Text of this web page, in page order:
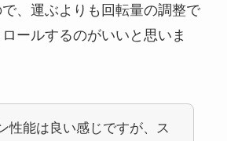
、運ぶよりも回転量の調整で
ールするのがいいと思いま
性能は良い感じですが、ス